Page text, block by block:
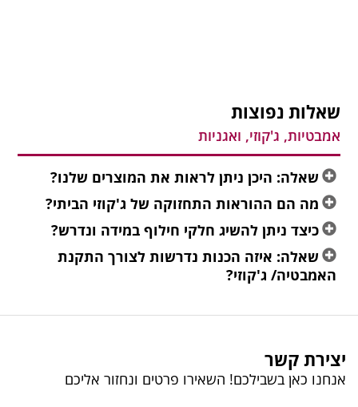
שאלות נפוצות
אמבטיות, ג'קוזי, ואגניות
שאלה: היכן ניתן לראות את המוצרים שלנו?
מה הם ההוראות התחזוקה של ג'קוזי הביתי?
כיצד ניתן להשיג חלקי חילוף במידה ונדרש?
שאלה: איזה הכנות נדרשות לצורך התקנת
האמבטיה/ ג'קוזי?
יצירת קשר
אנחנו כאן בשבילכם! השאירו פרטים ונחזור אליכם